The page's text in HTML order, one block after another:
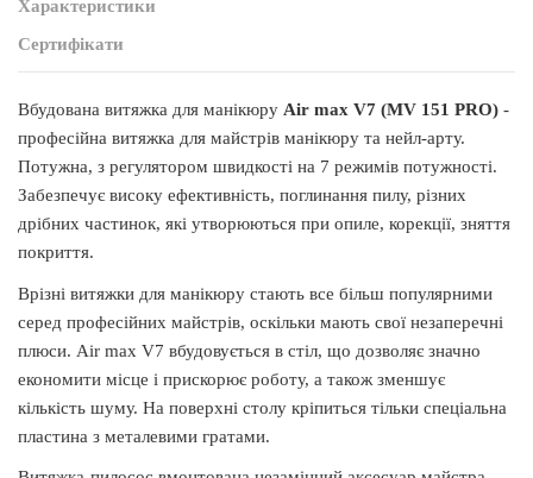
Характеристики
Сертифікати
Вбудована витяжка для манікюру Air max V7 (MV 151 PRO) -
професійна витяжка для майстрів манікюру та нейл-арту.
Потужна, з регулятором швидкості на 7 режимів потужності.
Забезпечує високу ефективність, поглинання пилу, різних
дрібних частинок, які утворюються при опиле, корекції, зняття
покриття.
Врізні витяжки для манікюру стають все більш популярними
серед професійних майстрів, оскільки мають свої незаперечні
плюси. Air max V7 вбудовується в стіл, що дозволяє значно
економити місце і прискорює роботу, а також зменшує
кількість шуму. На поверхні столу кріпиться тільки спеціальна
пластина з металевими гратами.